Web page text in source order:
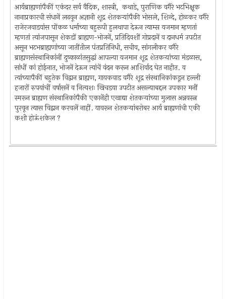
आर्यब्राह्यणांपैकीं एकंदर सर्व वैदिक, शास्त्री, कथाडे, पुराणिक वगैरे भटभिक्षूक
नानाप्रकारची संधानें लढवून अज्ञानी शूद्र शेतकर्‍यांपैकी भोसले, शिन्दे, होळकर वगैरे
राजेरजवाडयांस पोंकळ धर्माच्या बहुरूपी हुलथापा देऊन त्याम्स यजमान म्हणतां
म्हणतां त्यांजपासून शेकडों ब्राह्यण-भोजनें, प्रतिदिवशीं गोप्रदानें व दानधर्म उपटीत
असून भटभब्राह्यणांच्या जातींतील पंतप्रतिनिधी, सचीव, सांगलीकर वगैरे
ब्राह्यणसंस्थानिकांनीं दुष्काळांतसुद्धां आपल्या यजमान शूद्र शेतकर्‍यांच्या मंडळास,
सांधीं कां होईनात, भोजनें देऊन त्यांचें वंदन करून आशिर्वाद घेत नाहीत. व
त्यांच्यापैकीं बहुतेक विद्वान ब्राह्यण, गायकवाड वगैरे शूद्र संस्थानिकांकडून हल्ली
हजारों रुपयांचीं वर्षासनें व नित्यशः खिचडया उपटीत असल्याबद्दल उपकार मनीं
स्मरून ब्राह्यण संस्थानिकांपैकी एकानेंही एखाद्या शेतकर्‍यांच्या मुलास अन्नवस्त्न
पुरवून त्यास विद्वान करवलें नाहीं. यावरून शेतकर्‍यांबरोबर आर्य ब्राह्यणांची एकी
कशी होऊंशकेल ?